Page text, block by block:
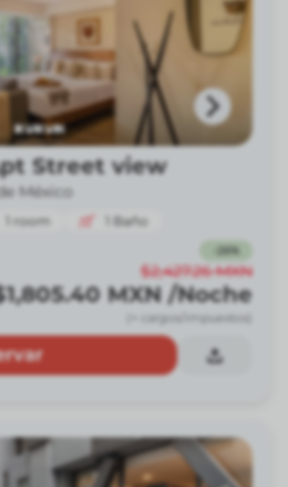
Street view
México
room Baño
26%
$2,427.26 MXN
MXN /Noche
(+ cargos/impuestos)